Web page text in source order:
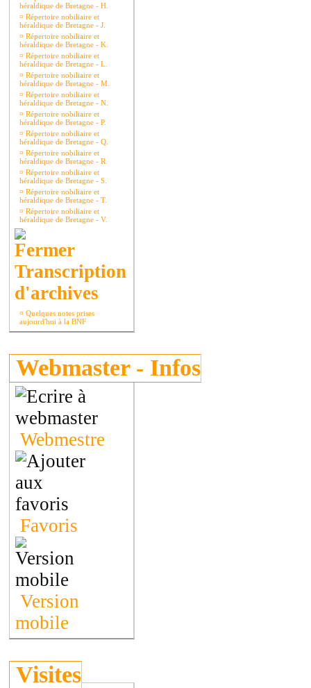
héraldique de Bretagne - H.
¤ Répertoire nobiliaire et
héraldique de Bretagne - J.
¤ Répertoire nobiliaire et
héraldique de Bretagne - K.
¤ Répertoire nobiliaire et
héraldique de Bretagne - L.
¤ Répertoire nobiliaire et
héraldique de Bretagne - M.
¤ Répertoire nobiliaire et
héraldique de Bretagne - N.
¤ Répertoire nobiliaire et
héraldique de Bretagne - P.
¤ Répertoire nobiliaire et
héraldique de Bretagne - Q.
¤ Répertoire nobiliaire et
héraldique de Bretagne - R.
¤ Répertoire nobiliaire et
héraldique de Bretagne - S.
¤ Répertoire nobiliaire et
héraldique de Bretagne - T.
¤ Répertoire nobiliaire et
héraldique de Bretagne - V.
Transcription
d'archives
¤ Quelques notes prises
aujourd'hui à la BNF
Webmaster - Infos
Webmestre
Favoris
Version
mobile
Visites